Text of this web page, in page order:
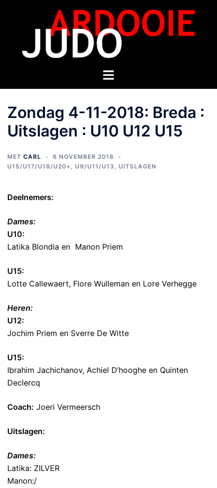
Zondag 4-11-2018: Breda :
Uitslagen : U10 U12 U15
MET CARL
6 NOVEMBER 2018
U15/U17/U18/U20+ , U9/U11/U13 , UITSLAGEN
Deelnemers:
Dames:
U10:
Latika Blondia en Manon Priem
U15:
Lotte Callewaert, Flore Wulleman en Lore Verhegge
Heren:
U12:
Jochim Priem en Sverre De Witte
U15:
Ibrahim Jachichanov, Achiel D’hooghe en Quinten
Declercq
Coach: Joeri Vermeersch
Uitslagen:
Dames:
Latika: ZILVER
Manon:/